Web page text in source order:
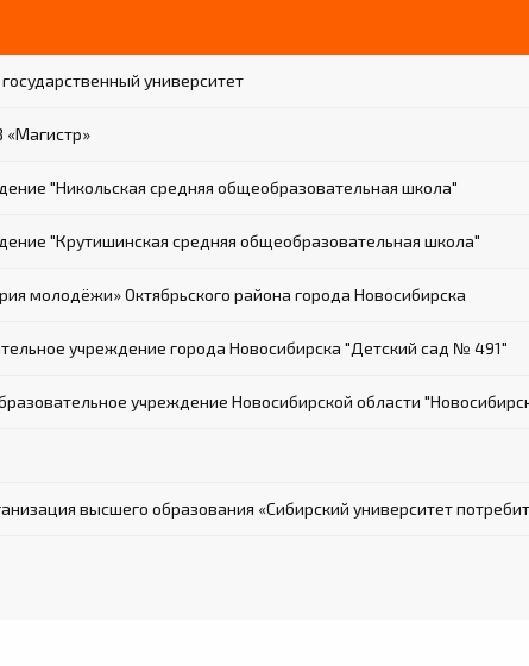
университет
"Никольская средняя общеобразовательная школа"
"Крутишинская средняя общеобразовательная школа"
молодёжи» Октябрьского района города Новосибирска
учреждение города Новосибирска "Детский сад № 491"
учреждение Новосибирской области
высшего образования «Сибирский университет